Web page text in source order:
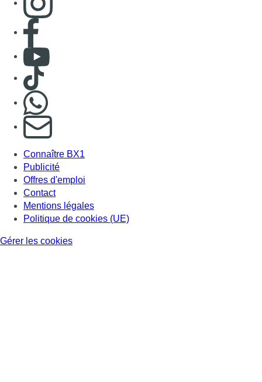
Consulter page Facebook
Consulter Youtube
Consulter TikTok
S'abonner à notre newsletter
Connaître BX1
Publicité
Offres d'emploi
Contact
Mentions légales
Politique de cookies (UE)
Gérer les cookies